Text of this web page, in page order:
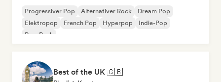
Progressiver Pop Alternativer Rock
Dream Pop
Elektropop
French Pop Hyperpop
Indie-Pop
Pop-Punk
Best of the UK 🇬🇧